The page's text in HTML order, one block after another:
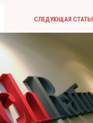
СЛЕДУЮЩАЯ